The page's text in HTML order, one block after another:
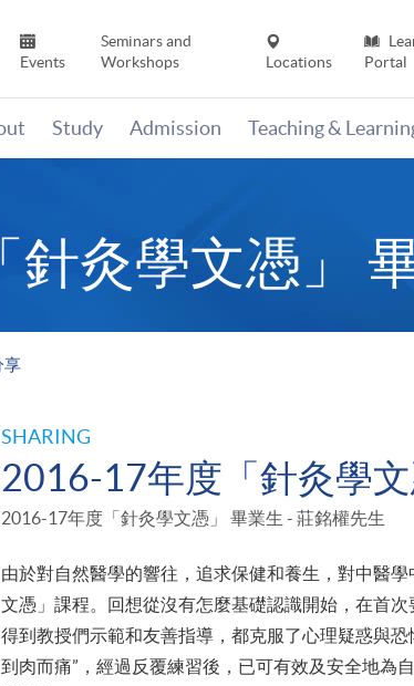
Events
Seminars and
Workshops
Locations
Portal
Study Admission Teaching &
灸學文憑」
享
SHARING
2016-17年度「針灸學
2016-17年度「針灸學文憑」 畢業生 - 莊銘權先生
由於對自然醫學的響往，追求保健和養生，對中醫
文憑」課程。回想從沒有怎麼基礎認識開始，在首
得到教授們示範和友善指導，都克服了心理疑惑與
到肉而痛”，經過反覆練習後，已可有效及安全地為